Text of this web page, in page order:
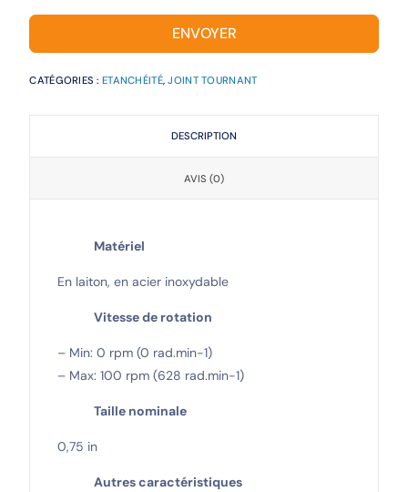
ENVOYER
CATÉGORIES :ETANCHÉITÉ,JOINT TOURNANT
DESCRIPTION
AVIS (0)
Matériel
En laiton, en acier inoxydable
Vitesse de rotation
– Min: 0 rpm (0 rad.min-1)
– Max: 100 rpm (628 rad.min-1)
Taille nominale
0,75 in
Autres caractéristiques